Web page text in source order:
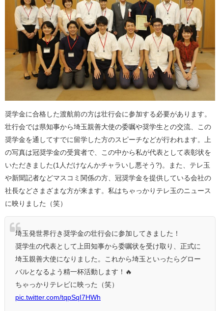
奨学金に合格した渡航前の方は壮行会に参加する必要があります。
壮行会では県知事から埼玉親善大使の委嘱や奨学生との交流、この
奨学金を通してすでに留学した方のスピーチなどが行われます。上
の写真は冠奨学金の受賞者で、この中から私が代表として表彰状を
いただきました(1人だけなんかチャラいし悪そう?)。また、テレ玉
や新聞記者などマスコミ関係の方、冠奨学金を提供している会社の
社長などさまざまな方が来ます。私はちゃっかりテレ玉のニュース
に映りました（笑）
埼玉発世界行き奨学金の壮行会に参加してきました！
奨学生の代表として上田知事から委嘱状を受け取り、正式に
埼玉親善大使になりました。これから埼玉といったらグロー
バルとなるよう精一杯活動します！🔥
ちゃっかりテレビに映った（笑）
pic.twitter.com/tqpSqI7HWh